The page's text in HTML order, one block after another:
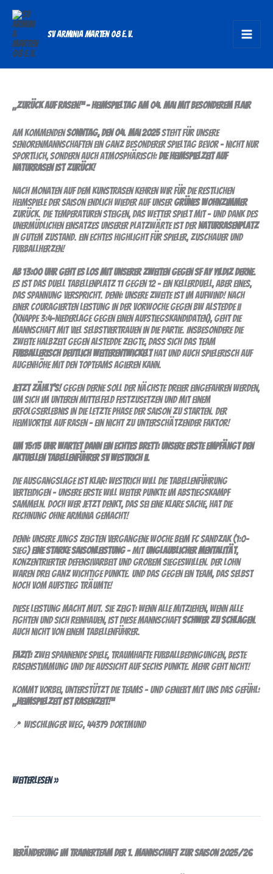
Inhalt
springen
SV Arminia Marten 08 e.V.
„Zurück auf Rasen!“ – Heimspieltag am 04. Mai mit besonderem Flair
Am kommendenSonntag, den 04. Mai 2025steht für unsere
Seniorenmannschaften ein ganz besonderer Spieltag bevor – nicht nur
sportlich, sondern auch atmosphärisch:Die Heimspielzeit auf
Naturrasen ist zurück!
Nach Monaten auf dem Kunstrasen kehren wir für die restlichen
Heimspiele der Saison endlich wieder auf unsergrünes Wohnzimmer
zurück. Die Temperaturen steigen, das Wetter spielt mit – und dank des
unermüdlichen Einsatzes unserer Platzwärte ist derNaturrasenplatz
in gutem Zustand. Ein echtes Highlight für Spieler, Zuschauer und
Fußballherzen!
Ab 13:00 Uhr geht es los mit unserer Zweiten gegen SF Ay Yildiz Derne.
Es ist das Duell Tabellenplatz 11 gegen 12 – ein Kellerduell, aber eines,
das Spannung verspricht. Denn: Unsere Zweite ist im Aufwind! Nach
einer couragierten Leistung in der Vorwoche gegen BW Alstedde II
(knappe 3:4-Niederlage gegen einen Aufstiegskandidaten), geht die
Mannschaft mit viel Selbstvertrauen in die Partie. Insbesondere die
zweite Halbzeit gegen Alstedde zeigte, dass sich das Team
fußballerisch deutlich weiterentwickelthat und auch spielerisch auf
Augenhöhe mit den Topteams agieren kann.
Jetzt zählt’s!Gegen Derne soll der nächste Dreier eingefahren werden,
um sich im unteren Mittelfeld festzusetzen und mit einem
Erfolgserlebnis in die letzte Phase der Saison zu starten. Der
Heimvorteil auf Rasen – ein nicht zu unterschätzender Faktor!
Um 15:15 Uhr wartet dann ein echtes Brett: Unsere Erste empfängt den
aktuellen Tabellenführer SV Westrich II.
Die Ausgangslage ist klar: Westrich will die Tabellenführung
verteidigen – unsere Erste will weiter Punkte im Abstiegskampf
sammeln. Doch wer jetzt denkt, das sei eine klare Sache, hat die
Rechnung ohne Arminia gemacht!
Denn: Unsere Jungs zeigten vergangene Woche beim FC Sandzak (1:0-
Sieg)eine starke Saisonleistung– mitunglaublicher Mentalität,
konzentrierter Defensivarbeit und großem Siegeswillen. Der Lohn
waren drei ganz wichtige Punkte. Und das gegen ein Team, das selbst
noch vom Aufstieg träumte!
Diese Leistung macht Mut. Sie zeigt: Wenn alle mitziehen, wenn alle
fighten und sich reinhauen, ist diese Mannschaftschwer zu schlagen.
Auch nicht von einem Tabellenführer.
Fazit:Zwei spannende Spiele, traumhafte Fußballbedingungen, beste
Rasenstimmung und die Aussicht auf sechs Punkte. Mehr geht nicht!
Kommt vorbei, unterstützt die Teams – und genießt mit uns das Gefühl:
„Heimspielzeit ist Rasenzeit!“
📍 Wischlinger Weg, 44379 Dortmund
Weiterlesen »
Veränderung im Trainerteam der 1. Mannschaft zur Saison 2025/26
neues